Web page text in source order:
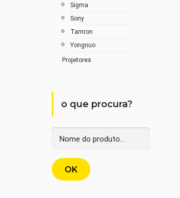
Sigma
Sony
Tamron
Yongnuo
Projetores
o que procura?